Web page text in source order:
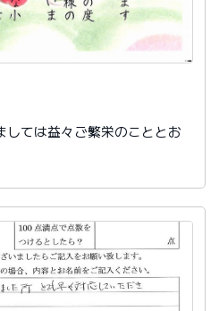
ては益々ご繁栄のこととお
お葉書を受け取りました。ご
リフォームを御社様にお願い
め皆様のおかげをもちまし
ります。ありがとうございま